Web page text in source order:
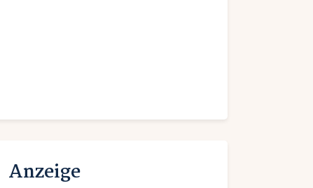
Anzeige